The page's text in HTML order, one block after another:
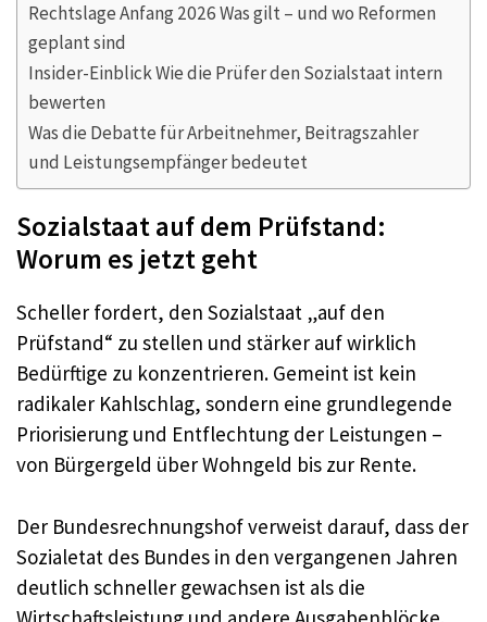
Rechtslage Anfang 2026 Was gilt – und wo Reformen
geplant sind
Insider-Einblick Wie die Prüfer den Sozialstaat intern
bewerten
Was die Debatte für Arbeitnehmer, Beitragszahler
und Leistungsempfänger bedeutet
Sozialstaat auf dem Prüfstand:
Worum es jetzt geht
Scheller fordert, den Sozialstaat „auf den
Prüfstand“ zu stellen und stärker auf wirklich
Bedürftige zu konzentrieren. Gemeint ist kein
radikaler Kahlschlag, sondern eine grundlegende
Priorisierung und Entflechtung der Leistungen –
von Bürgergeld über Wohngeld bis zur Rente.
Der Bundesrechnungshof verweist darauf, dass der
Sozialetat des Bundes in den vergangenen Jahren
deutlich schneller gewachsen ist als die